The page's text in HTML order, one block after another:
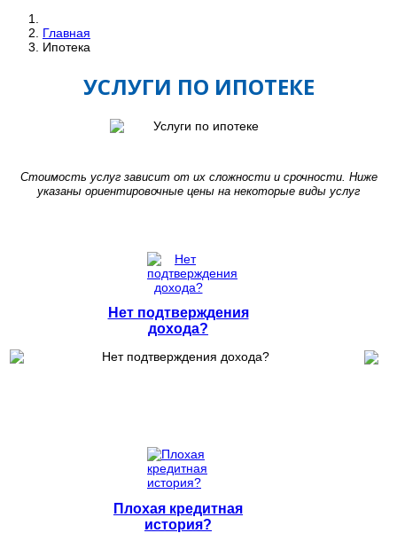
Главная
Ипотека
УСЛУГИ ПО ИПОТЕКЕ
Стоимость услуг зависит от их сложности и срочности. Ниже
указаны ориентировочные цены на некоторые виды услуг
Нет подтверждения
дохода?
Плохая кредитная
история?